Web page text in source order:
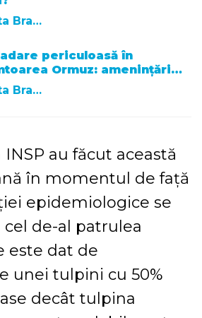
Gazeta Brasovului
periculoasă în
Ormuz: amenințări…
Gazeta Brasovului
INSP au făcut această
în momentul de faţă
epidemiologice se
de-al patrulea
este dat de
unei tulpini cu 50%
decât tulpina